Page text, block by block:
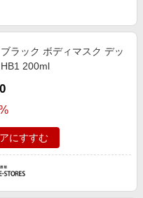
ラック ボディマスク デッ
HB1 200ml
にすすむ